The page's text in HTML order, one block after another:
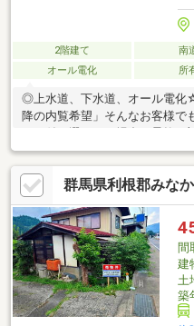
2階建て 南
オール電化
所
◎上水道、下水道、オール電
降の内覧希望」そんなお客様で
相談ください。◆現況：居住
鉄骨造かわらぶき2階建◆車庫
～11.2ｍ群馬県利根郡みな
間
建
土
築